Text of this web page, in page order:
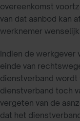
overeenkomst
van dat aanbod kan
werknemer
Indien de werkgever
einde van
dienstverband
dienstverband toch
vergeten van de
dat het